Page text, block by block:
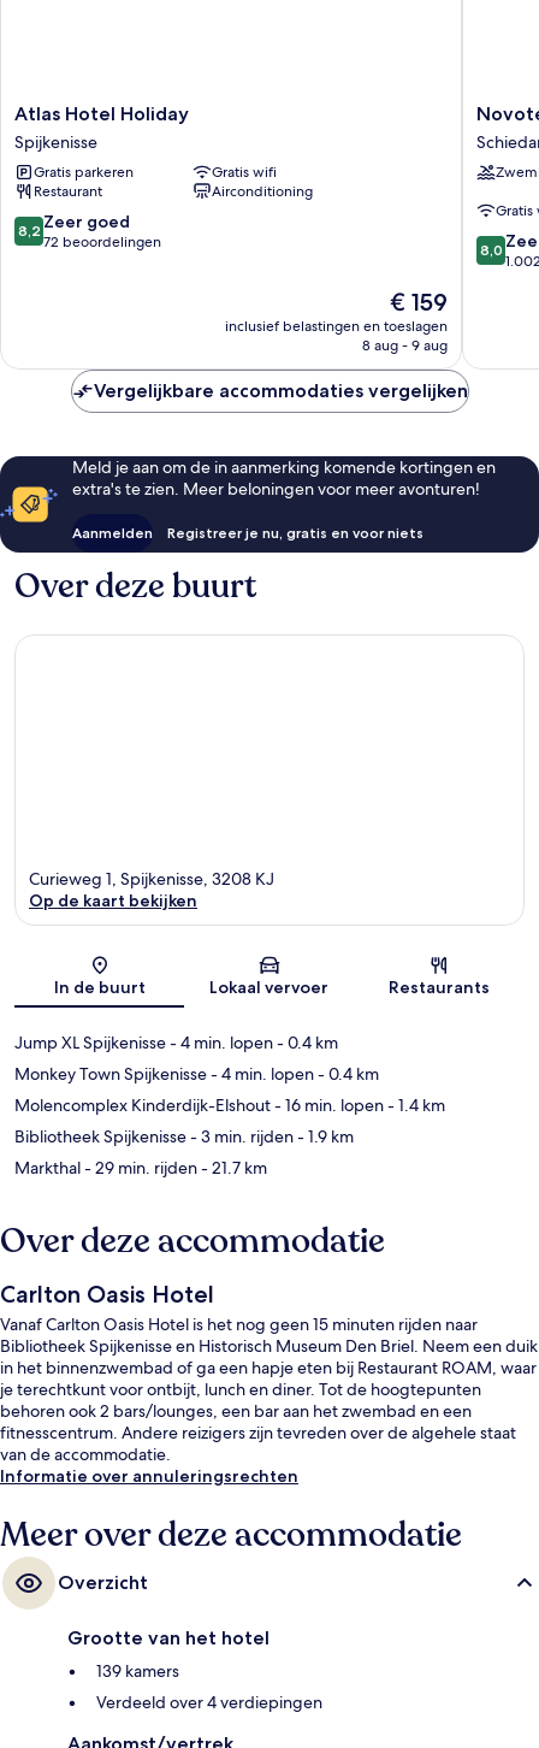
Atlas
Hotel
Holiday
Spijkenisse
Atlas Hotel Holiday
Spijkenisse
Gratis parkeren
Gratis wifi
Restaurant
Airconditioning
8.2
van
8,2 Zeer goed
72 beoordelingen
De
prijs
is
€ 159
inclusief belastingen en toeslagen
8 aug - 9 aug
Novotel
Gratis
8.0
van
8,0
Vergelijkbare accommodaties vergelijken
Meld je aan om de in aanmerking komende kortingen en
extra's te zien. Meer beloningen voor meer avonturen!
Aanmelden Registreer je nu, gratis en voor niets
Over deze buurt
Kaart
Curieweg 1, Spijkenisse, 3208 KJ
Op de kaart bekijken
In de buurt Lokaal vervoer Restaurants
Jump XL Spijkenisse- 4 min. lopen- 0.4 km
Monkey Town Spijkenisse- 4 min. lopen- 0.4 km
Molencomplex Kinderdijk-Elshout- 16 min. lopen- 1.4 km
Bibliotheek Spijkenisse- 3 min. rijden- 1.9 km
Markthal- 29 min. rijden- 21.7 km
Over deze accommodatie
Carlton Oasis Hotel
Vanaf Carlton Oasis Hotel is het nog geen 15 minuten rijden naar
Bibliotheek Spijkenisse en Historisch Museum Den Briel. Neem een duik
in het binnenzwembad of ga een hapje eten bij Restaurant ROAM, waar
je terechtkunt voor ontbijt, lunch en diner. Tot de hoogtepunten
behoren ook 2 bars/lounges, een bar aan het zwembad en een
fitnesscentrum. Andere reizigers zijn tevreden over de algehele staat
van de accommodatie.
Informatie over annuleringsrechten
Meer over deze accommodatie
Overzicht
Grootte van het hotel
139 kamers
Verdeeld over 4 verdiepingen